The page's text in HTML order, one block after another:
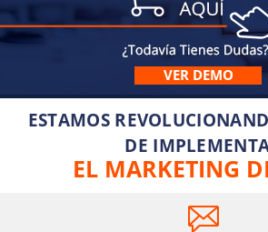
VER DEMO
ESTAMOS
DE
EL MARKETING